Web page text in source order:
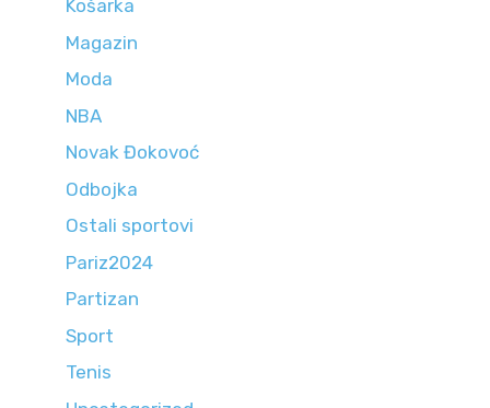
Košarka
Magazin
Moda
NBA
Novak Đokovoć
Odbojka
Ostali sportovi
Pariz2024
Partizan
Sport
Tenis